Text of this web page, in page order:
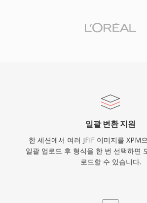
일괄 변환 지원
한 세션에서 여러 JFIF 이미지를 XPM
일괄 업로드 후 형식을 한 번 선택하면
로드할 수 있습니다.